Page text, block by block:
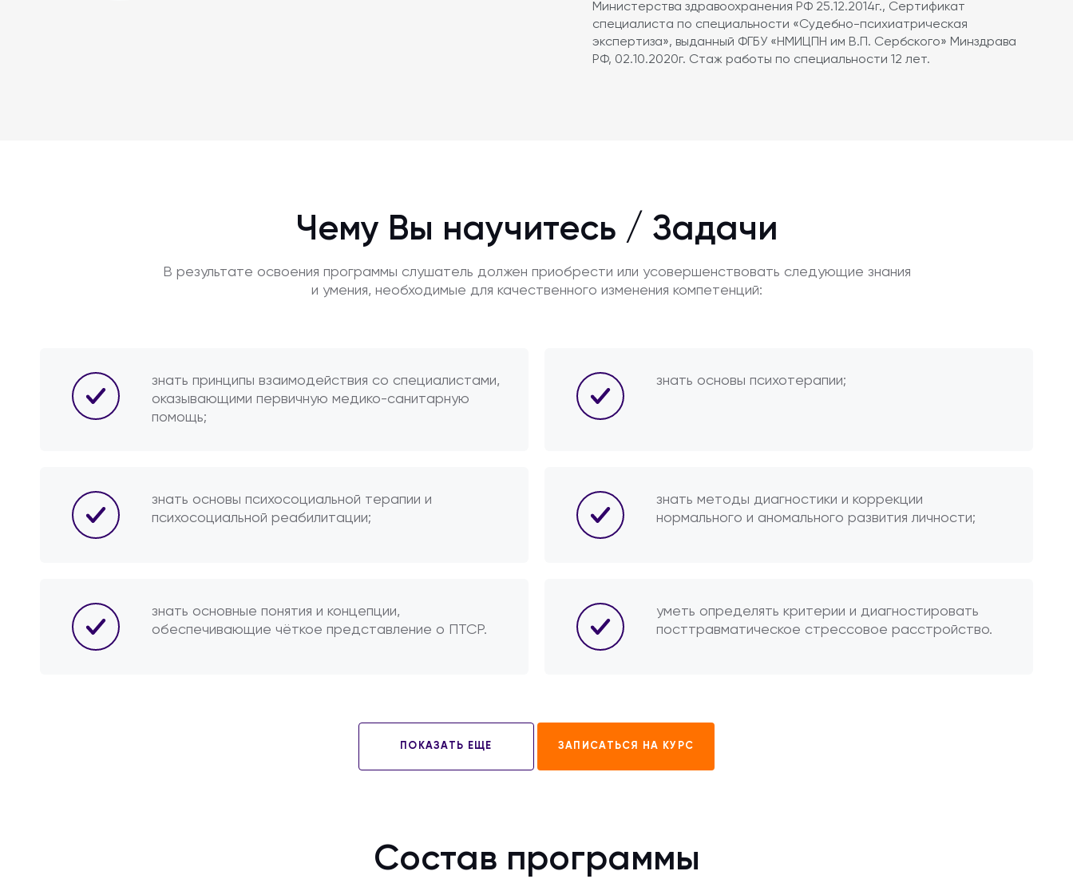
Министерства здравоохранения РФ 25.12.2014г., Сертификат
специалиста по специальности «Судебно-психиатрическая
экспертиза», выданный ФГБУ «НМИЦПН им В.П. Сербского» Минздрава
РФ, 02.10.2020г. Стаж работы по специальности 12 лет.
Чему Вы научитесь / Задачи
В результате освоения программы слушатель должен приобрести или усовершенствовать следующие знания
и умения, необходимые для качественного изменения компетенций:
знать принципы взаимодействия со специалистами,
оказывающими первичную медико-санитарную
помощь;
знать основы психотерапии;
знать основы психосоциальной терапии и
психосоциальной реабилитации;
знать методы диагностики и коррекции
нормального и аномального развития личности;
знать основные понятия и концепции,
обеспечивающие чёткое представление о ПТСР.
уметь определять критерии и диагностировать
посттравматическое стрессовое расстройство.
ПОКАЗАТЬ ЕЩЕ ЗАПИСАТЬСЯ НА КУРС
Состав программы